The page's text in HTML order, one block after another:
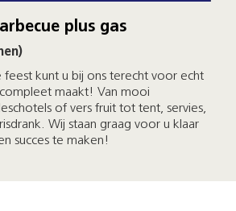
plus gas
kunt u bij ons terecht voor echt
maakt! Van mooi
of vers fruit tot tent, servies,
Wij staan graag voor u klaar
succes te maken!